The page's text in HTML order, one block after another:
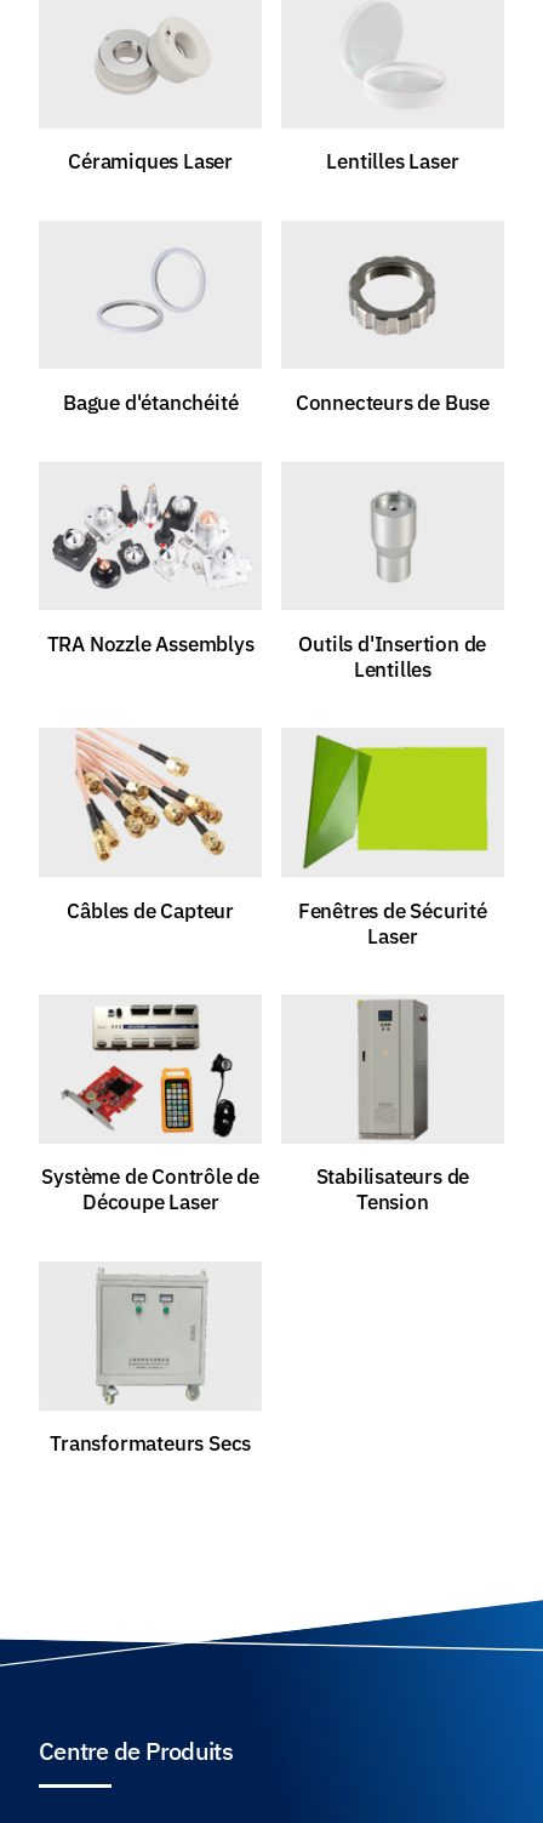
Céramiques Laser Lentilles Laser
Bague d'étanchéité Connecteurs de Buse
TRA Nozzle Assemblys
Outils d'Insertion de
Lentilles
Câbles de Capteur
Fenêtres de Sécurité
Laser
Système de Contrôle de
Découpe Laser
Stabilisateurs de
Tension
Transformateurs Secs
Centre de Produits